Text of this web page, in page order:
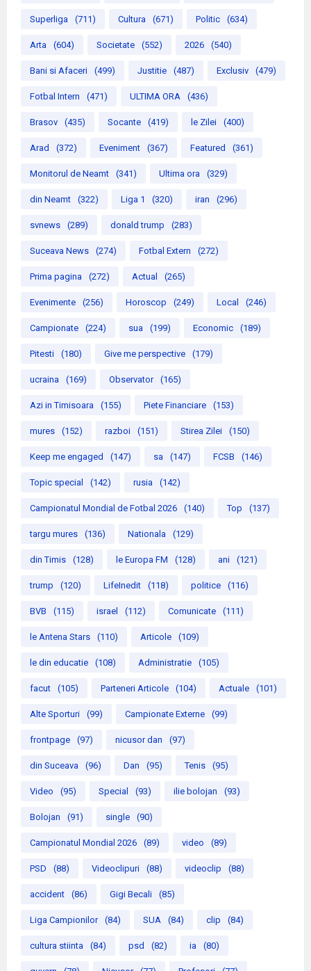
Superliga (711) Cultura (671) Politic (634)
Arta (604) Societate (552) 2026 (540)
Bani si Afaceri (499) Justitie (487) Exclusiv (479)
Fotbal Intern (471) ULTIMA ORA (436)
Brasov (435) Socante (419) le Zilei (400)
Arad (372) Eveniment (367) Featured (361)
Monitorul de Neamt (341) Ultima ora (329)
din Neamt (322) Liga 1 (320) iran (296)
svnews (289) donald trump (283)
Suceava News (274) Fotbal Extern (272)
Prima pagina (272) Actual (265)
Evenimente (256) Horoscop (249) Local (246)
Campionate (224) sua (199) Economic (189)
Pitesti (180) Give me perspective (179)
ucraina (169) Observator (165)
Azi in Timisoara (155) Piete Financiare (153)
mures (152) razboi (151) Stirea Zilei (150)
Keep me engaged (147) sa (147) FCSB (146)
Topic special (142) rusia (142)
Campionatul Mondial de Fotbal 2026 (140) Top (137)
targu mures (136) Nationala (129)
din Timis (128) le Europa FM (128) ani (121)
trump (120) LifeInedit (118) politice (116)
BVB (115) israel (112) Comunicate (111)
le Antena Stars (110) Articole (109)
le din educatie (108) Administratie (105)
facut (105) Parteneri Articole (104) Actuale (101)
Alte Sporturi (99) Campionate Externe (99)
frontpage (97) nicusor dan (97)
din Suceava (96) Dan (95) Tenis (95)
Video (95) Special (93) ilie bolojan (93)
Bolojan (91) single (90)
Campionatul Mondial 2026 (89) video (89)
PSD (88) Videoclipuri (88) videoclip (88)
accident (86) Gigi Becali (85)
Liga Campionilor (84) SUA (84) clip (84)
cultura stiinta (84) psd (82) ia (80)